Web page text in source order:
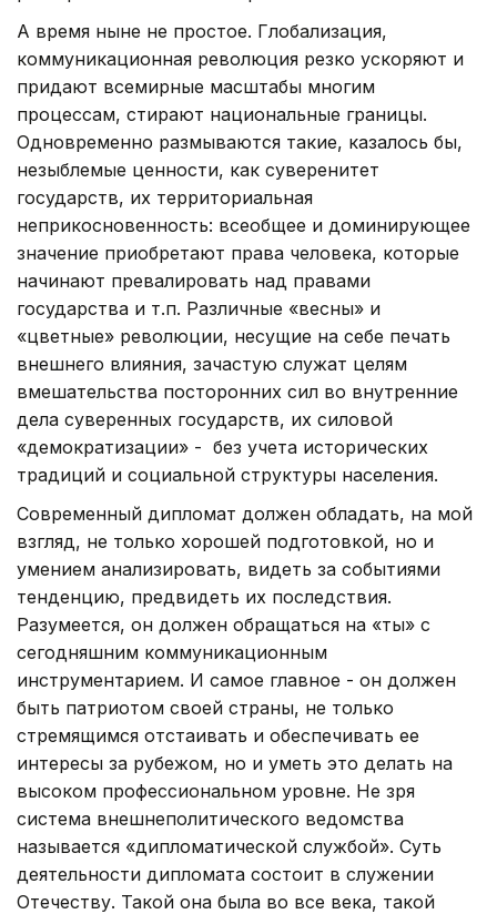
А время ныне не простое. Глобализация,
коммуникационная революция резко ускоряют и
придают всемирные масштабы многим
процессам, стирают национальные границы.
Одновременно размываются такие, казалось бы,
незыблемые ценности, как суверенитет
государств, их территориальная
неприкосновенность: всеобщее и доминирующее
значение приобретают права человека, которые
начинают превалировать над правами
государства и т.п. Различные «весны» и
«цветные» революции, несущие на себе печать
внешнего влияния, зачастую служат целям
вмешательства посторонних сил во внутренние
дела суверенных государств, их силовой
«демократизации» - без учета исторических
традиций и социальной структуры населения.
Современный дипломат должен обладать, на мой
взгляд, не только хорошей подготовкой, но и
умением анализировать, видеть за событиями
тенденцию, предвидеть их последствия.
Разумеется, он должен обращаться на «ты» с
сегодняшним коммуникационным
инструментарием. И самое главное - он должен
быть патриотом своей страны, не только
стремящимся отстаивать и обеспечивать ее
интересы за рубежом, но и уметь это делать на
высоком профессиональном уровне. Не зря
система внешнеполитического ведомства
называется «дипломатической службой». Суть
деятельности дипломата состоит в служении
Отечеству. Такой она была во все века, такой